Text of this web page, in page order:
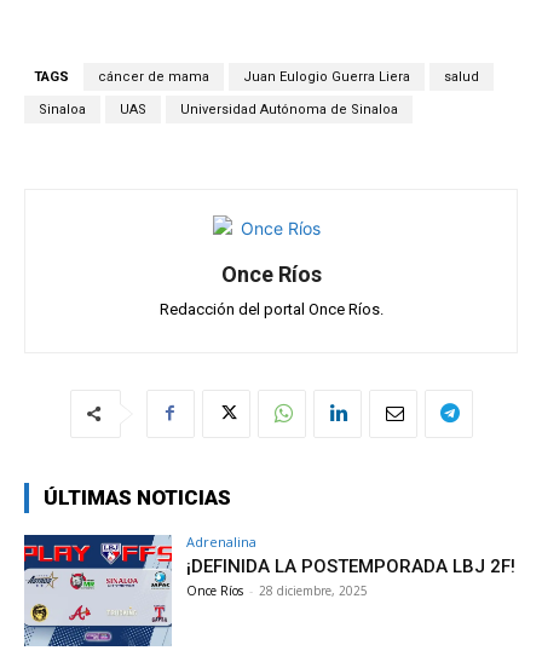
A
b
o
gr
a
p
ar
TAGS cáncer de mama Juan Eulogio Guerra Liera salud
Sinaloa UAS Universidad Autónoma de Sinaloa
Once Ríos
Redacción del portal Once Ríos.
ÚLTIMAS NOTICIAS
Adrenalina
¡DEFINIDA LA POSTEMPORADA LBJ 2F!
Once Ríos - 28 diciembre, 2025